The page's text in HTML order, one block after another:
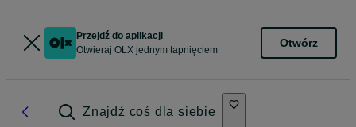
Przejdź do aplikacji
Otwieraj OLX jednym tapnięciem
Otwórz
Znajdź coś dla siebie